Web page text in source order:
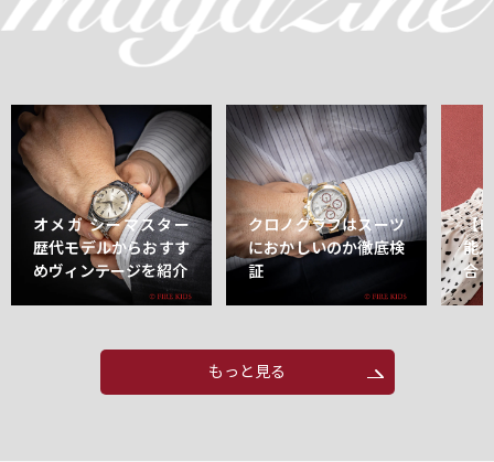
オメガ シーマスター
歴代モデルからおすす
めヴィンテージを紹介
クロノグラフはスーツ
におかしいのか徹底検
証
【
能
合
もっと見る